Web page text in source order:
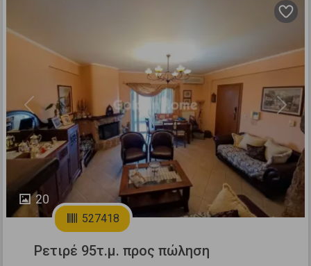
20
Previous Next
527418
Ρετιρέ 95τ.μ. προς πώληση